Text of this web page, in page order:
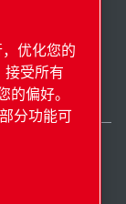
有限公司版权
优化您的
受所有
偏好。
分功能可